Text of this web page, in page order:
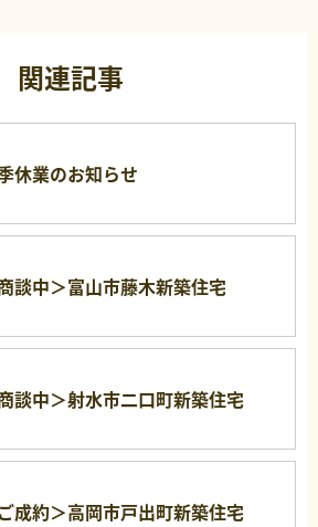
関連記事
休業のお知らせ
談中＞富山市藤木新築住宅
談中＞射水市二口町新築住宅
成約＞高岡市戸出町新築住宅